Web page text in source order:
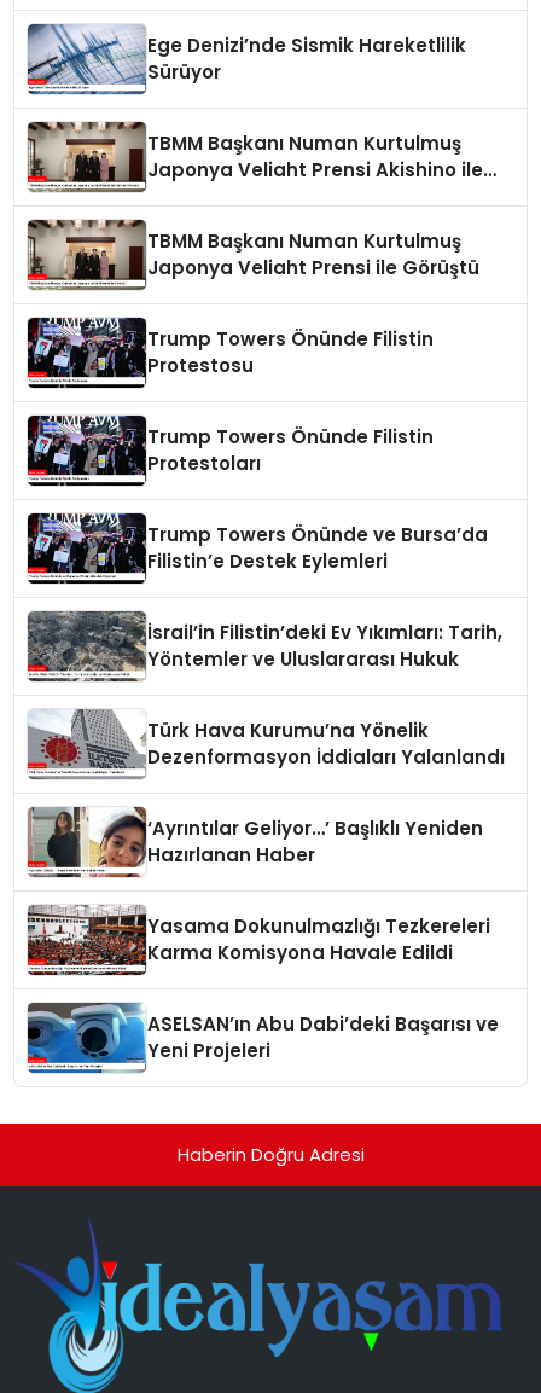
Ege Denizi’nde Sismik Hareketlilik
Sürüyor
TBMM Başkanı Numan Kurtulmuş
Japonya Veliaht Prensi Akishino ile
TBMM Başkanı Numan Kurtulmuş
Japonya Veliaht Prensi ile Görüştü
Trump Towers Önünde Filistin
Protestosu
Trump Towers Önünde Filistin
Protestoları
Trump Towers Önünde ve Bursa’da
Filistin’e Destek Eylemleri
İsrail’in Filistin’deki Ev Yıkımları: Tarih,
Yöntemler ve Uluslararası Hukuk
Türk Hava Kurumu’na Yönelik
Dezenformasyon İddiaları Yalanlandı
‘Ayrıntılar Geliyor…’ Başlıklı Yeniden
Hazırlanan Haber
Yasama Dokunulmazlığı Tezkereleri
Karma Komisyona Havale Edildi
ASELSAN’ın Abu Dabi’deki Başarısı ve
Yeni Projeleri
Haberin Doğru Adresi